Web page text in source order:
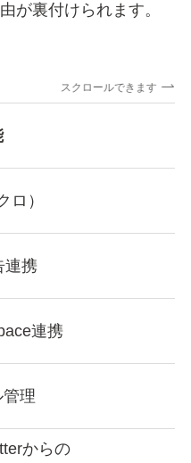
が裏付けられます。
スクロールできます
ロ）
連携
連携
理
からの